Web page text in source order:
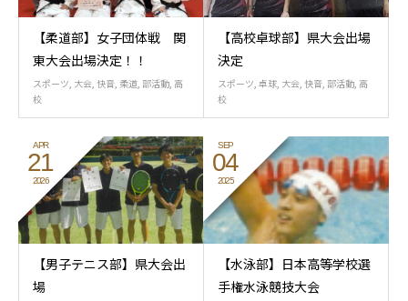
【柔道部】女子団体戦 関
東大会出場決定！！
スポーツ 大会 快音 柔道 部活動 高
校
【高校卓球部】県大会出場
決定
スポーツ 卓球 大会 快音 部活動 高
校
APR
21
2026
【男子テニス部】県大会出
場
SEP
04
2025
【水泳部】日本高等学校選
手権水泳競技大会